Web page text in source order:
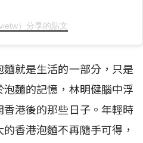
）分享的貼文
麵就是生活的一部分，只是
麵的記憶，林明健腦中浮
港後的那些日子。年輕時
香港泡麵不再隨手可得，